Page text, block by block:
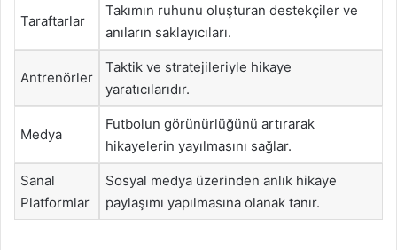
Taraftarlar
Takımın ruhunu oluşturan destekçiler ve
anıların saklayıcıları.
Antrenörler
Taktik ve stratejileriyle hikaye
yaratıcılarıdır.
Medya
Futbolun görünürlüğünü artırarak
hikayelerin yayılmasını sağlar.
Sanal
Platformlar
Sosyal medya üzerinden anlık hikaye
paylaşımı yapılmasına olanak tanır.